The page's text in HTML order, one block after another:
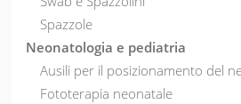
Spazzole
Neonatologia e pediatria
Ausili per il posizionamento del
Fototerapia neonatale